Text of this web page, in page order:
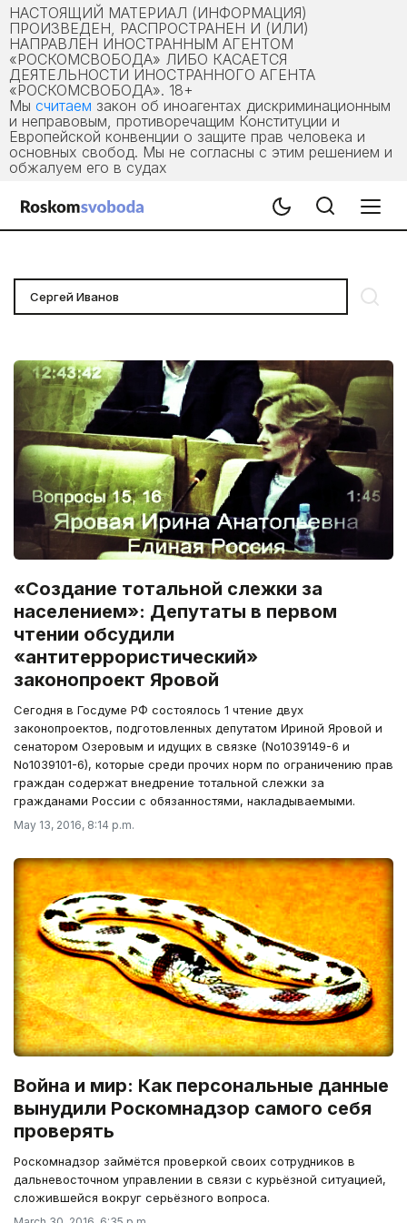
НАСТОЯЩИЙ МАТЕРИАЛ (ИНФОРМАЦИЯ)
ПРОИЗВЕДЕН, РАСПРОСТРАНЕН И (ИЛИ)
НАПРАВЛЕН ИНОСТРАННЫМ АГЕНТОМ
«РОСКОМСВОБОДА» ЛИБО КАСАЕТСЯ
ДЕЯТЕЛЬНОСТИ ИНОСТРАННОГО АГЕНТА
«РОСКОМСВОБОДА». 18+
Мы считаем закон об иноагентах дискриминационным
и неправовым, противоречащим Конституции и
Европейской конвенции о защите прав человека и
основных свобод. Мы не согласны с этим решением и
обжалуем его в судах
«Создание тотальной слежки за
населением»: Депутаты в первом
чтении обсудили
«антитеррористический»
законопроект Яровой
Сегодня в Госдуме РФ состоялось 1 чтение двух
законопроектов, подготовленных депутатом Ириной Яровой и
сенатором Озеровым и идущих в связке (No1039149-6 и
No1039101-6), которые среди прочих норм по ограничению прав
граждан содержат внедрение тотальной слежки за
гражданами России с обязанностями, накладываемыми.
May 13, 2016, 8:14 p.m.
Война и мир: Как персональные данные
вынудили Роскомнадзор самого себя
проверять
Роскомнадзор займётся проверкой своих сотрудников в
дальневосточном управлении в связи с курьёзной ситуацией,
сложившейся вокруг серьёзного вопроса.